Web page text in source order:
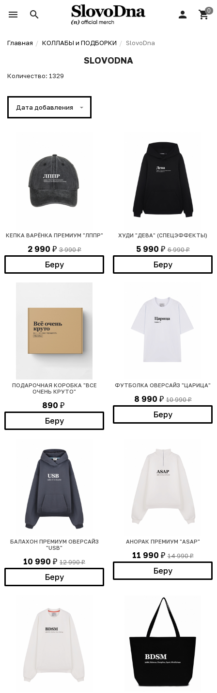
Главная КОЛЛАБЫ и ПОДБОРКИ SlovoDna
SLOVODNA
Количество: 1329
Дата добавления
КЕПКА ВАРЁНКА ПРЕМИУМ "ЛППР"
2 990 ₽ 3 990₽
Беру
ХУДИ "ДЕВА" (СПЕЦЭФФЕКТЫ)
5 990 ₽ 6 990₽
Беру
ПОДАРОЧНАЯ КОРОБКА "ВСЕ
ОЧЕНЬ КРУТО"
890 ₽
Беру
ФУТБОЛКА ОВЕРСАЙЗ "ЦАРИЦА"
8 990 ₽ 10 990₽
Беру
БАЛАХОН ПРЕМИУМ ОВЕРСАЙЗ
"USB"
10 990 ₽ 12 990₽
Беру
АНОРАК ПРЕМИУМ "ASAP"
11 990 ₽ 14 990₽
Беру